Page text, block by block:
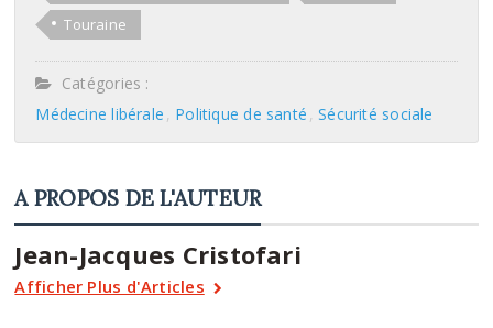
Touraine
Catégories :
Médecine libérale
Politique de santé Sécurité sociale
A PROPOS DE L'AUTEUR
Jean-Jacques Cristofari
Afficher Plus d'Articles